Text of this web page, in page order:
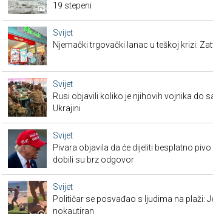
19 stepeni
Svijet
Njemački trgovački lanac u teškoj krizi:
Svijet
Rusi objavili koliko je njihovih vojnika do
Ukrajini
Svijet
Pivara objavila da će dijeliti besplatno
dobili su brz odgovor
Svijet
Političar se posvađao s ljudima na plaži:
nokautiran